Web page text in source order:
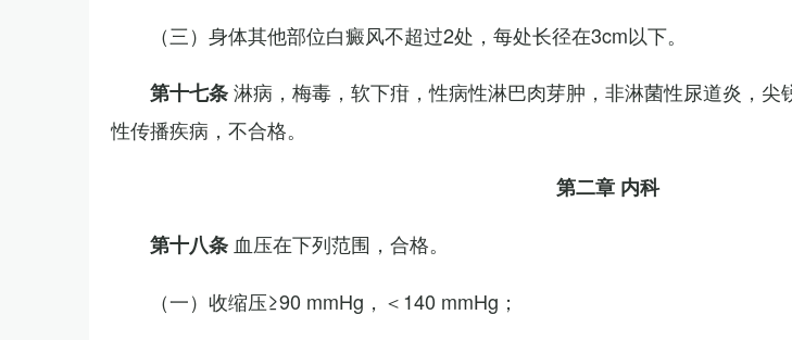
（三）身体其他部位白癜风不超过2处，每处长径在3cm以下。
第十七条淋病，梅毒，软下疳，性病性淋巴肉芽肿，非淋菌性尿道炎，
性传播疾病，不合格。
第二章 内科
第十八条 血压在下列范围，合格。
（一）收缩压≥90 mmHg，＜140 mmHg；